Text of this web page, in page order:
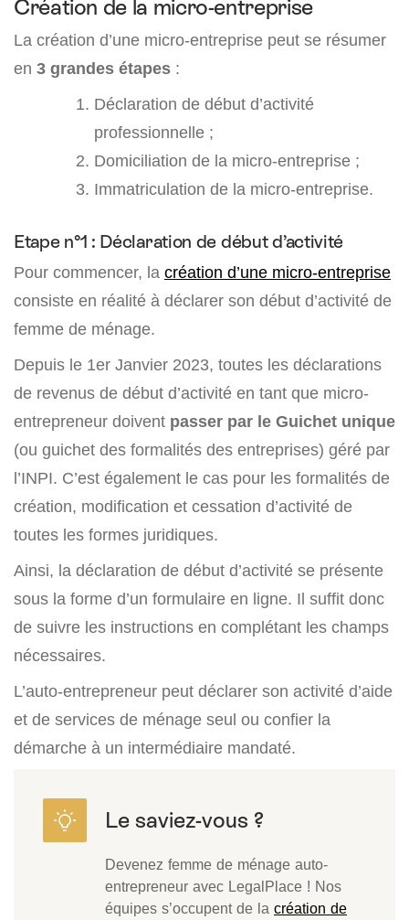
Création de la micro-entreprise
La création d’une micro-entreprise peut se résumer
en 3 grandes étapes :
Déclaration de début d’activité
professionnelle ;
Domiciliation de la micro-entreprise ;
Immatriculation de la micro-entreprise.
Etape n°1 : Déclaration de début d’activité
Pour commencer, la création d’une micro-entreprise
consiste en réalité à déclarer son début d’activité de
femme de ménage.
Depuis le 1er Janvier 2023, toutes les déclarations
de revenus de début d’activité en tant que micro-
entrepreneur doivent passer par le Guichet unique
(ou guichet des formalités des entreprises) géré par
l’INPI. C’est également le cas pour les formalités de
création, modification et cessation d’activité de
toutes les formes juridiques.
Ainsi, la déclaration de début d’activité se présente
sous la forme d’un formulaire en ligne. Il suffit donc
de suivre les instructions en complétant les champs
nécessaires.
L’auto-entrepreneur peut déclarer son activité d’aide
et de services de ménage seul ou confier la
démarche à un intermédiaire mandaté.
Devenez femme de ménage auto-
entrepreneur avec LegalPlace ! Nos
équipes s’occupent de la création de